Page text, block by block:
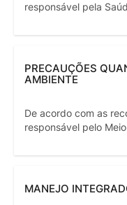
responsável pela
PRECAUÇÕES
AMBIENTE
De acordo com as
responsável pelo
MANEJO